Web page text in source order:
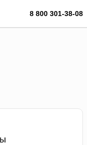
8 800 301-38-08